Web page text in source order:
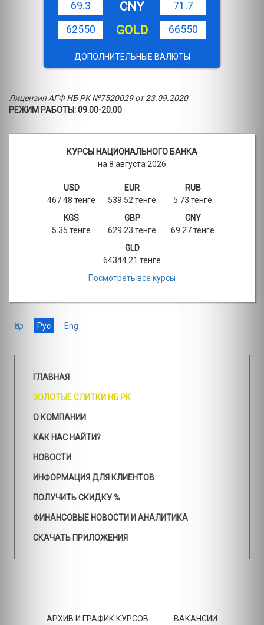
69.3
CNY
71.7
62550
GOLD 66550
ДОПОЛНИТЕЛЬНЫЕ ВАЛЮТЫ
Лицензия АГФ НБ РК №7520029 от 23.09.2020
РЕЖИМ РАБОТЫ: 09.00-20.00
КУРСЫ НАЦИОНАЛЬНОГО БАНКА
на 8 августа 2026
USD
467.48 тенге
EUR
539.52 тенге
RUB
5.73 тенге
KGS
5.35 тенге
GBP
629.23 тенге
CNY
69.27 тенге
GLD
64344.21 тенге
Посмотреть все курсы
Қаз Рус Eng
ГЛАВНАЯ
ЗОЛОТЫЕ СЛИТКИ НБ РК
О КОМПАНИИ
КАК НАС НАЙТИ?
НОВОСТИ
ИНФОРМАЦИЯ ДЛЯ КЛИЕНТОВ
ПОЛУЧИТЬ СКИДКУ %
ФИНАНСОВЫЕ НОВОСТИ И АНАЛИТИКА
СКАЧАТЬ ПРИЛОЖЕНИЯ
АРХИВ И ГРАФИК КУРСОВ ВАКАНСИИ